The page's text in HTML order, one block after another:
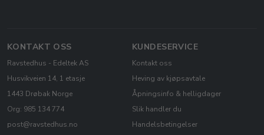
KONTAKT OSS
Ravstedhus - Edeltek AS
Husvikveien 14, 1 etasje
1443 Drøbak Norge
Org: 985 134 774
post@ravstedhus.no
KUNDESERVICE
Kontakt oss
Heving av kjøpsavtale
Åpningsinfo & helligdager
Slik handler du
Handelsbetingelser